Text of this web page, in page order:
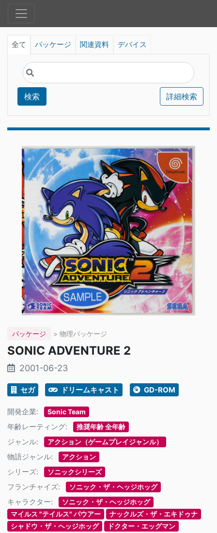
全て パッケージ 関連資料 デバイス
検索 詳細検索
パッケージ > 物理パッケージ
SONIC ADVENTURE 2
2001-06-23
セガ ドリームキャスト GD-ROM
開発企業: Sonic Team
年齢レーティング: 推奨年齢 全年齢
ジャンル: アクション（ゲームプレイジャンル）
物語ジャンル: アクション
シリーズ: ソニックシリーズ
フランチャイズ: ソニック・ザ・ヘッジホッグ
キャラクター:
ソニック・ザ・ヘッジホッグ
マイルス "テイルス" パウアー
ナックルズ・ザ・エキドゥナ
シャドウ・ザ・ヘッジホッグ
ドクター・エッグマン